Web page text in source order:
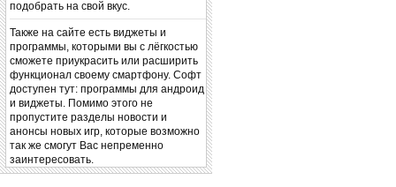
подобрать на свой вкус.
Также на сайте есть виджеты и
программы, которыми вы с лёгкостью
сможете приукрасить или расширить
функционал своему смартфону. Софт
доступен тут: программы для андроид
и виджеты. Помимо этого не
пропустите разделы новости и
анонсы новых игр, которые возможно
так же смогут Вас непременно
заинтересовать.